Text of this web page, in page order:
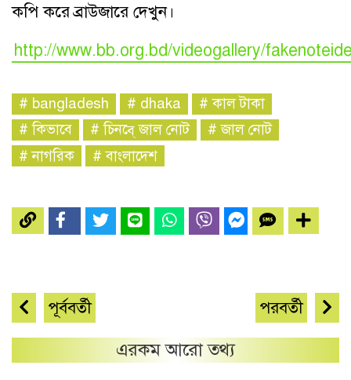
কপি করে ব্রাউজারে দেখুন।
http://www.bb.org.bd/videogallery/
# bangladesh # dhaka #কাল টাকা
#কিভাবে #চিনবে্‌ জাল নোট #জাল নোট
#নাগরিক #বাংলাদেশ
পূর্ববর্তী পরবর্তী
এরকম আরো তথ্য